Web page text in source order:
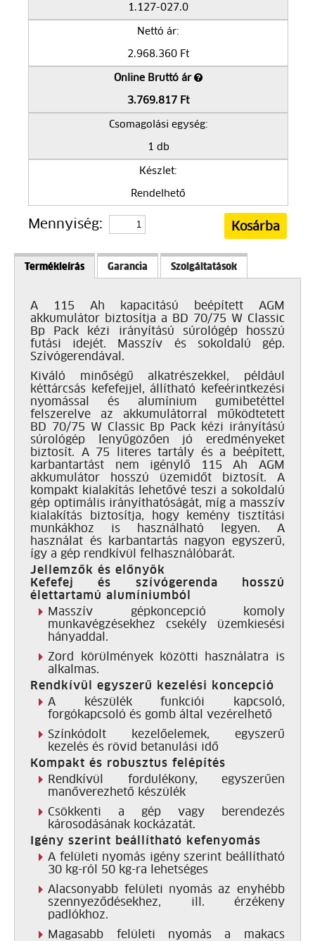
1.127-027.0
Nettó ár:
2.968.360 Ft
Online Bruttó ár
3.769.817 Ft
Csomagolási egység:
1 db
Készlet:
Rendelhető
Mennyiség:
Termékleírás Garancia Szolgáltatások
A 115 Ah kapacitású beépített AGM
akkumulátor biztosítja a BD 70/75 W Classic
Bp Pack kézi irányítású súrológép hosszú
futási idejét. Masszív és sokoldalú gép.
Szívógerendával.
Kiváló minőségű alkatrészekkel, például
kéttárcsás kefefejjel, állítható kefeérintkezési
nyomással és alumínium gumibetéttel
felszerelve az akkumulátorral működtetett
BD 70/75 W Classic Bp Pack kézi irányítású
súrológép lenyűgözően jó eredményeket
biztosít. A 75 literes tartály és a beépített,
karbantartást nem igénylő 115 Ah AGM
akkumulátor hosszú üzemidőt biztosít. A
kompakt kialakítás lehetővé teszi a sokoldalú
gép optimális irányíthatóságát, míg a masszív
kialakítás biztosítja, hogy kemény tisztítási
munkákhoz is használható legyen. A
használat és karbantartás nagyon egyszerű,
így a gép rendkívül felhasználóbarát.
Jellemzők és előnyök
Kefefej és szívógerenda hosszú
élettartamú alumíniumból
Masszív gépkoncepció komoly
munkavégzésekhez csekély üzemkiesési
hányaddal.
Zord körülmények közötti használatra is
alkalmas.
Rendkívül egyszerű kezelési koncepció
A készülék funkciói kapcsoló,
forgókapcsoló és gomb által vezérelhető
Színkódolt kezelőelemek, egyszerű
kezelés és rövid betanulási idő
Kompakt és robusztus felépítés
Rendkívül fordulékony, egyszerűen
manőverezhető készülék
Csökkenti a gép vagy berendezés
károsodásának kockázatát.
Igény szerint beállítható kefenyomás
A felületi nyomás igény szerint beállítható
30 kg-ról 50 kg-ra lehetséges
Alacsonyabb felületi nyomás az enyhébb
szennyeződésekhez, ill. érzékeny
padlókhoz.
Magasabb felületi nyomás a makacs